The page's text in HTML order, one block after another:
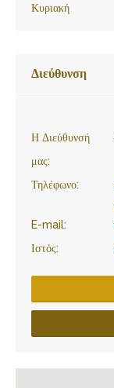
Κυριακή
Διεύθυνση
Η Διεύθυνσή
μας:
Τηλέφωνο:
E-mail:
Ιστός: